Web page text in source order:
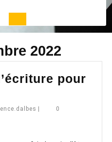
2022
pour
Florence.dalbes
0